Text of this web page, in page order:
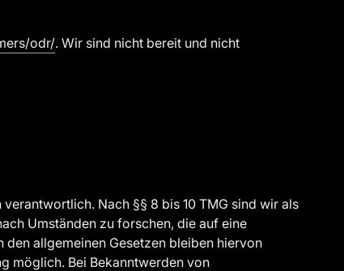
odr/. Wir sind nicht bereit und nicht
Nach §§ 8 bis 10 TMG sind wir als
Umständen zu forschen, die auf eine
allgemeinen Gesetzen bleiben hiervon
möglich. Bei Bekanntwerden von